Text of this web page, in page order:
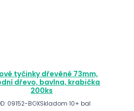
tyčinky dřevěné 73mm,
dřevo, bavlna, krabička
200ks
09152-BOXSkladom 10+ bal